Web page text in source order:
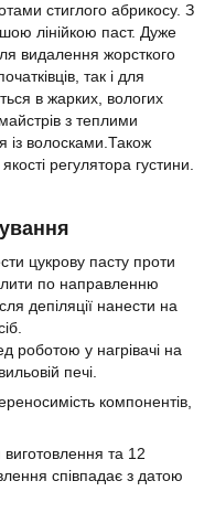
стиглого абрикосу. З
лінійкою паст. Дуже
видалення жорсткого
так і для
в жарких, вологих
з теплими
із волосками.Також
регулятора густини.
цукрову пасту проти
по направленню
депіляції нанести на
роботою у нагрівачі на
печі.
компонентів,
виготовлення та 12
співпадає з датою